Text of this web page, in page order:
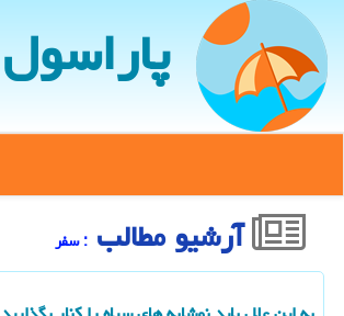
پاراسول
آرشیو مطالب : سفر